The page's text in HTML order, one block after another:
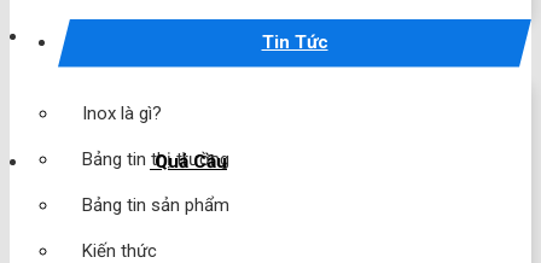
Tin Tức
Inox là gì?
Bảng tin thị trường
Bảng tin sản phẩm
Kiến thức
Quả Cầu